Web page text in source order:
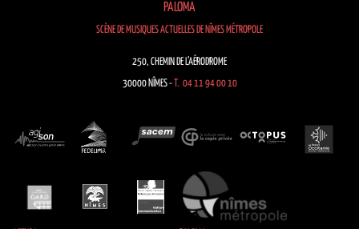
PALOMA
SCÈNE DE MUSIQUES ACTUELLES DE NÎMES MÉTROPOLE
250, CHEMIN DE L’AÉRODROME
30000 NÎMES -T. 04 11 94 00 10